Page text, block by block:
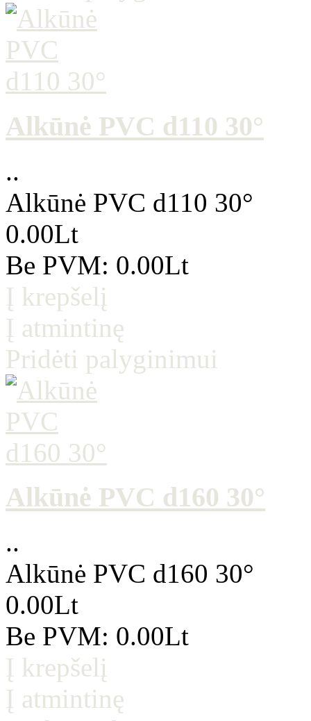
Alkūnė PVC d110 30°
..
Alkūnė PVC d110 30°
0.00Lt
Be PVM: 0.00Lt
Į krepšelį
Į atmintinę
Pridėti palyginimui
Alkūnė PVC d160 30°
..
Alkūnė PVC d160 30°
0.00Lt
Be PVM: 0.00Lt
Į krepšelį
Į atmintinę